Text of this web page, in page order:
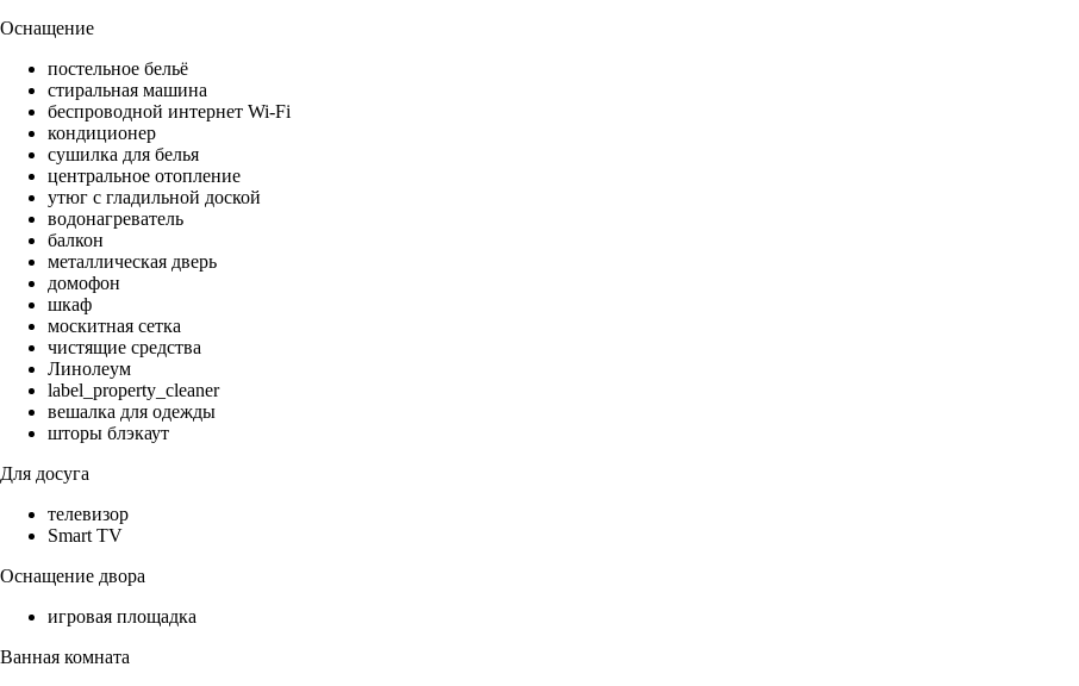
Оснащение
постельное бельё
стиральная машина
беспроводной интернет Wi-Fi
кондиционер
сушилка для белья
центральное отопление
утюг с гладильной доской
водонагреватель
балкон
металлическая дверь
домофон
шкаф
москитная сетка
чистящие средства
Линолеум
label_property_cleaner
вешалка для одежды
шторы блэкаут
Для досуга
телевизор
Smart TV
Оснащение двора
игровая площадка
Ванная комната